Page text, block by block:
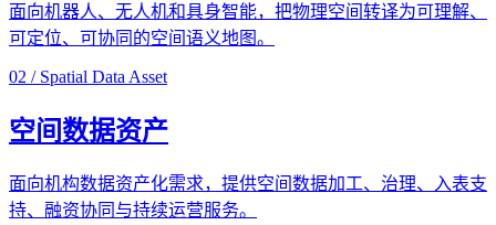
面向机器人、无人机和具身智能，把物理空间转译为可理解、
可定位、可协同的空间语义地图。
02 / Spatial Data Asset
空间数据资产
面向机构数据资产化需求，提供空间数据加工、治理、入表支
持、融资协同与持续运营服务。